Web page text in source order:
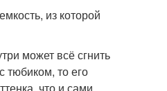
из которой
может всё сгнить
тюбиком, то его